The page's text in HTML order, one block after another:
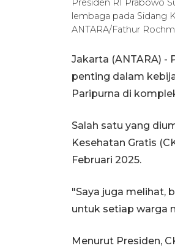
Presiden RI Prabowo
lembaga pada Sidang
ANTARA/Fathur
Jakarta (ANTARA)
penting dalam
Paripurna di
Salah satu yang
Kesehatan Gratis
Februari 2025.
"Saya juga melihat,
untuk setiap warga
Menurut Presiden,